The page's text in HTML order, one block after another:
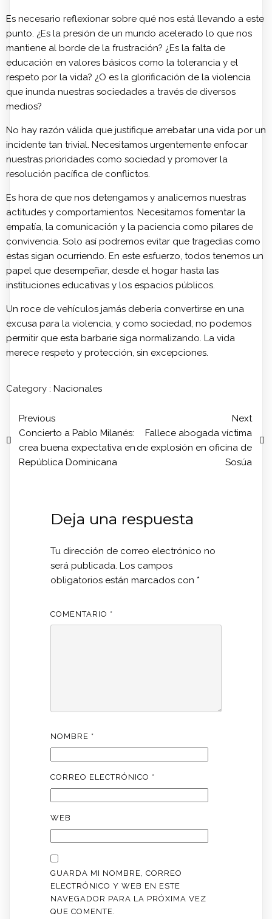
Es necesario reflexionar sobre qué nos está llevando a este
punto. ¿Es la presión de un mundo acelerado lo que nos
mantiene al borde de la frustración? ¿Es la falta de
educación en valores básicos como la tolerancia y el
respeto por la vida? ¿O es la glorificación de la violencia
que inunda nuestras sociedades a través de diversos
medios?
No hay razón válida que justifique arrebatar una vida por un
incidente tan trivial. Necesitamos urgentemente enfocar
nuestras prioridades como sociedad y promover la
resolución pacífica de conflictos.
Es hora de que nos detengamos y analicemos nuestras
actitudes y comportamientos. Necesitamos fomentar la
empatía, la comunicación y la paciencia como pilares de
convivencia. Solo así podremos evitar que tragedias como
estas sigan ocurriendo. En este esfuerzo, todos tenemos un
papel que desempeñar, desde el hogar hasta las
instituciones educativas y los espacios públicos.
Un roce de vehículos jamás debería convertirse en una
excusa para la violencia, y como sociedad, no podemos
permitir que esta barbarie siga normalizando. La vida
merece respeto y protección, sin excepciones.
Category : Nacionales
Previous
Concierto a Pablo Milanés:
crea buena expectativa en
República Dominicana
Next
Fallece abogada víctima
de explosión en oficina de
Sosúa
Deja una respuesta
Tu dirección de correo electrónico no
será publicada. Los campos
obligatorios están marcados con *
COMENTARIO *
NOMBRE *
CORREO ELECTRÓNICO *
WEB
GUARDA MI NOMBRE, CORREO
ELECTRÓNICO Y WEB EN ESTE
NAVEGADOR PARA LA PRÓXIMA VEZ
QUE COMENTE.